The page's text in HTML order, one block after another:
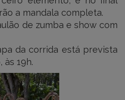
a mandala completa.
de zumba e show com
da corrida está prevista
às 19h.